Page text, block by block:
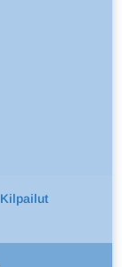
Kilpailut